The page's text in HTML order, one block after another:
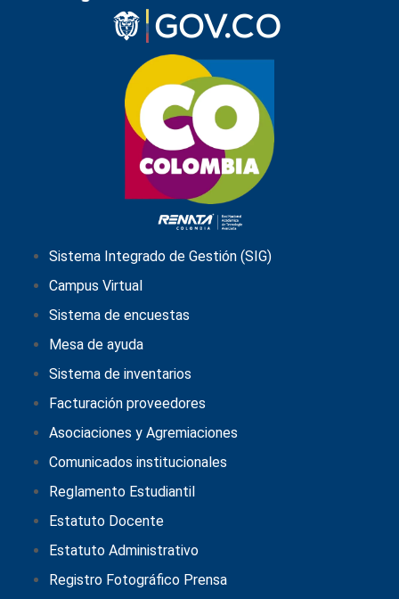
Sistema Integrado de Gestión (SIG)
Campus Virtual
Sistema de encuestas
Mesa de ayuda
Sistema de inventarios
Facturación proveedores
Asociaciones y Agremiaciones
Comunicados institucionales
Reglamento Estudiantil
Estatuto Docente
Estatuto Administrativo
Registro Fotográfico Prensa